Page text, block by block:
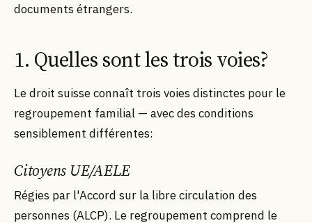
documents étrangers.
1. Quelles sont les trois voies?
Le droit suisse connaît trois voies distinctes pour le
regroupement familial — avec des conditions
sensiblement différentes:
Citoyens UE/AELE
Régies par l'Accord sur la libre circulation des
personnes (ALCP). Le regroupement comprend le